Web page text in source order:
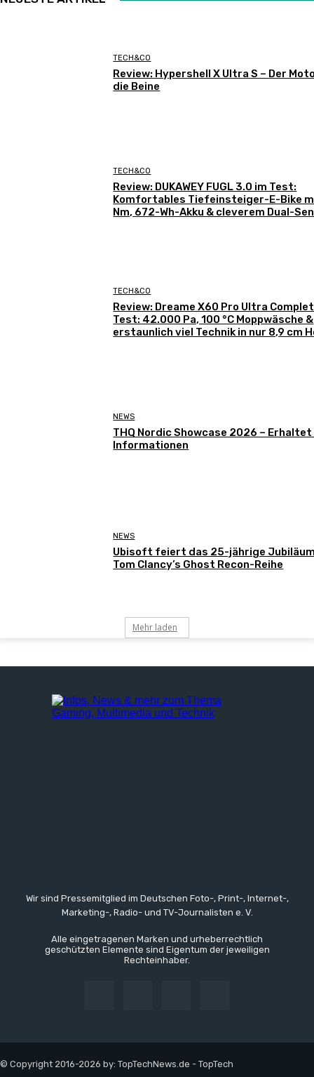
TECH&CO
Review: Hypershell X Ultra S – Der
die Beine
TECH&CO
Review: DUKAWEY FUGL 3.0 im Test:
Komfortables Tiefeinsteiger-E-Bike
Nm, 672-Wh-Akku & cleverem Dual-
TECH&CO
Review: Dreame X60 Pro Ultra
Test: 42.000 Pa, 100 °C Moppwäsche &
erstaunlich viel Technik in nur 8,9 cm
NEWS
THQ Nordic Showcase 2026 –
Informationen
NEWS
Ubisoft feiert das 25-jährige
Tom Clancy’s Ghost Recon-Reihe
Mehr laden
Wir sind Pressemitglied im Deutschen Foto-, Print-, Internet-,
Marketing-, Radio- und TV-Journalisten e. V.
Alle eingetragenen Marken und urheberrechtlich
geschützten Elemente sind Eigentum der jeweiligen
Rechteinhaber.
© Copyright 2016-2026 by: TopTechNews.de - TopTech